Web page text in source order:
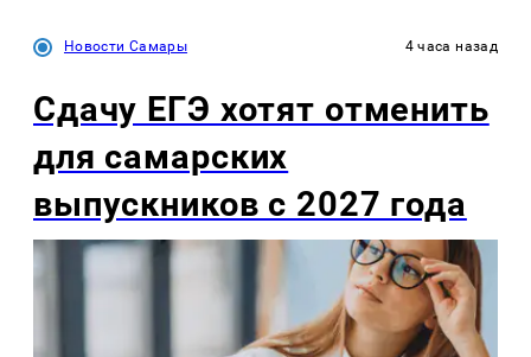
Новости Самары 4 часа назад
Сдачу ЕГЭ хотят отменить
для самарских
выпускников с 2027 года